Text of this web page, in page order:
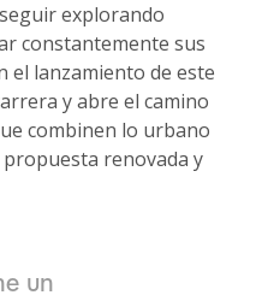
explorando
constantemente sus
el lanzamiento de este
y abre el camino
combinen lo urbano
propuesta renovada y
un